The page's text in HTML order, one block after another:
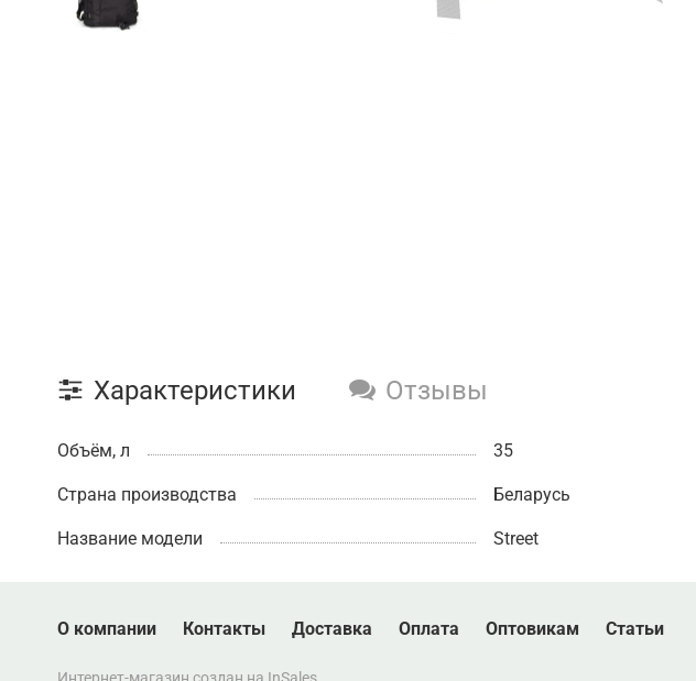
Характеристики Отзывы
Объём, л 35
Страна производства Беларусь
Название модели Street
О компании Контакты Доставка Оплата Оптовикам Статьи